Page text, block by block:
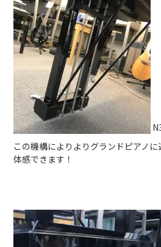
この機構によりよりグランドピアノ
体感できます！